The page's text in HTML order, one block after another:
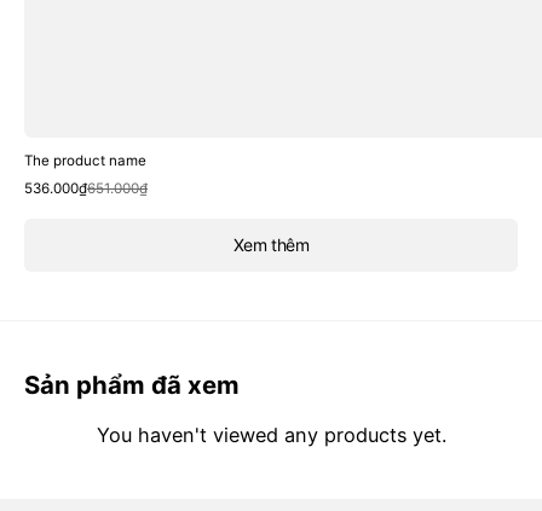
Xem thêm
The product name
Sale
536.000₫
Regular
651.000₫
Sản phẩm đã xem
You haven't viewed any products yet.